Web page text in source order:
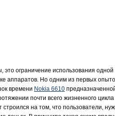
ограничение использования
аппаратов. Но одним из первых
времени Nokia 6610
почти всего жизненного
на том, что пользователи,